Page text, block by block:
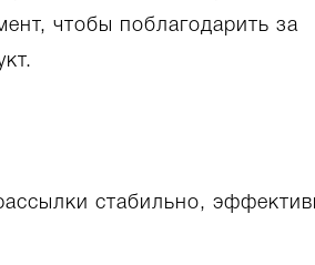
чтобы поблагодарить за
стабильно,